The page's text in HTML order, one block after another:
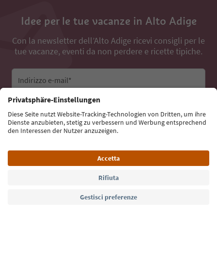
Idee per le tue vacanze in Alto Adige
Con la newsletter dell’Alto Adige ricevi consigli per le
tue vacanze, eventi da non perdere e ricette tipiche.
Indirizzo e-mail*
Iscriviti alla newsletter